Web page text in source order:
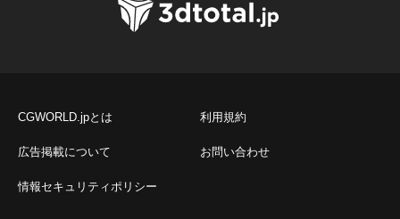
CGWORLD.jpとは 利用規約
広告掲載について お問い合わせ
情報セキュリティポリシー